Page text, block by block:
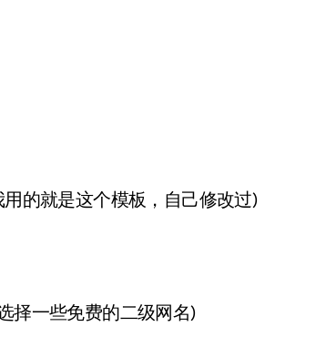
的就是这个模板，自己修改过)
择一些免费的二级网名)